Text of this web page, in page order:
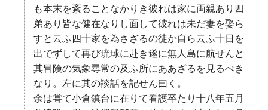
も本末を紊ることなかりき彼れは家に両親あり四
弟あり皆な健在なりし面して彼れは未だ妻を娶ら
すと云ふ四十家を為さざるの徒か自ら云ふ十日を
出でずして再び琉球に赴き遂に無人島に航せんと
其冒険の気象尋常の及ふ所にああざるを見るべき
なり。左に其の談話を記せん曰く。
余は甞て小倉鎮台に在りて看護卒たり十八年五月